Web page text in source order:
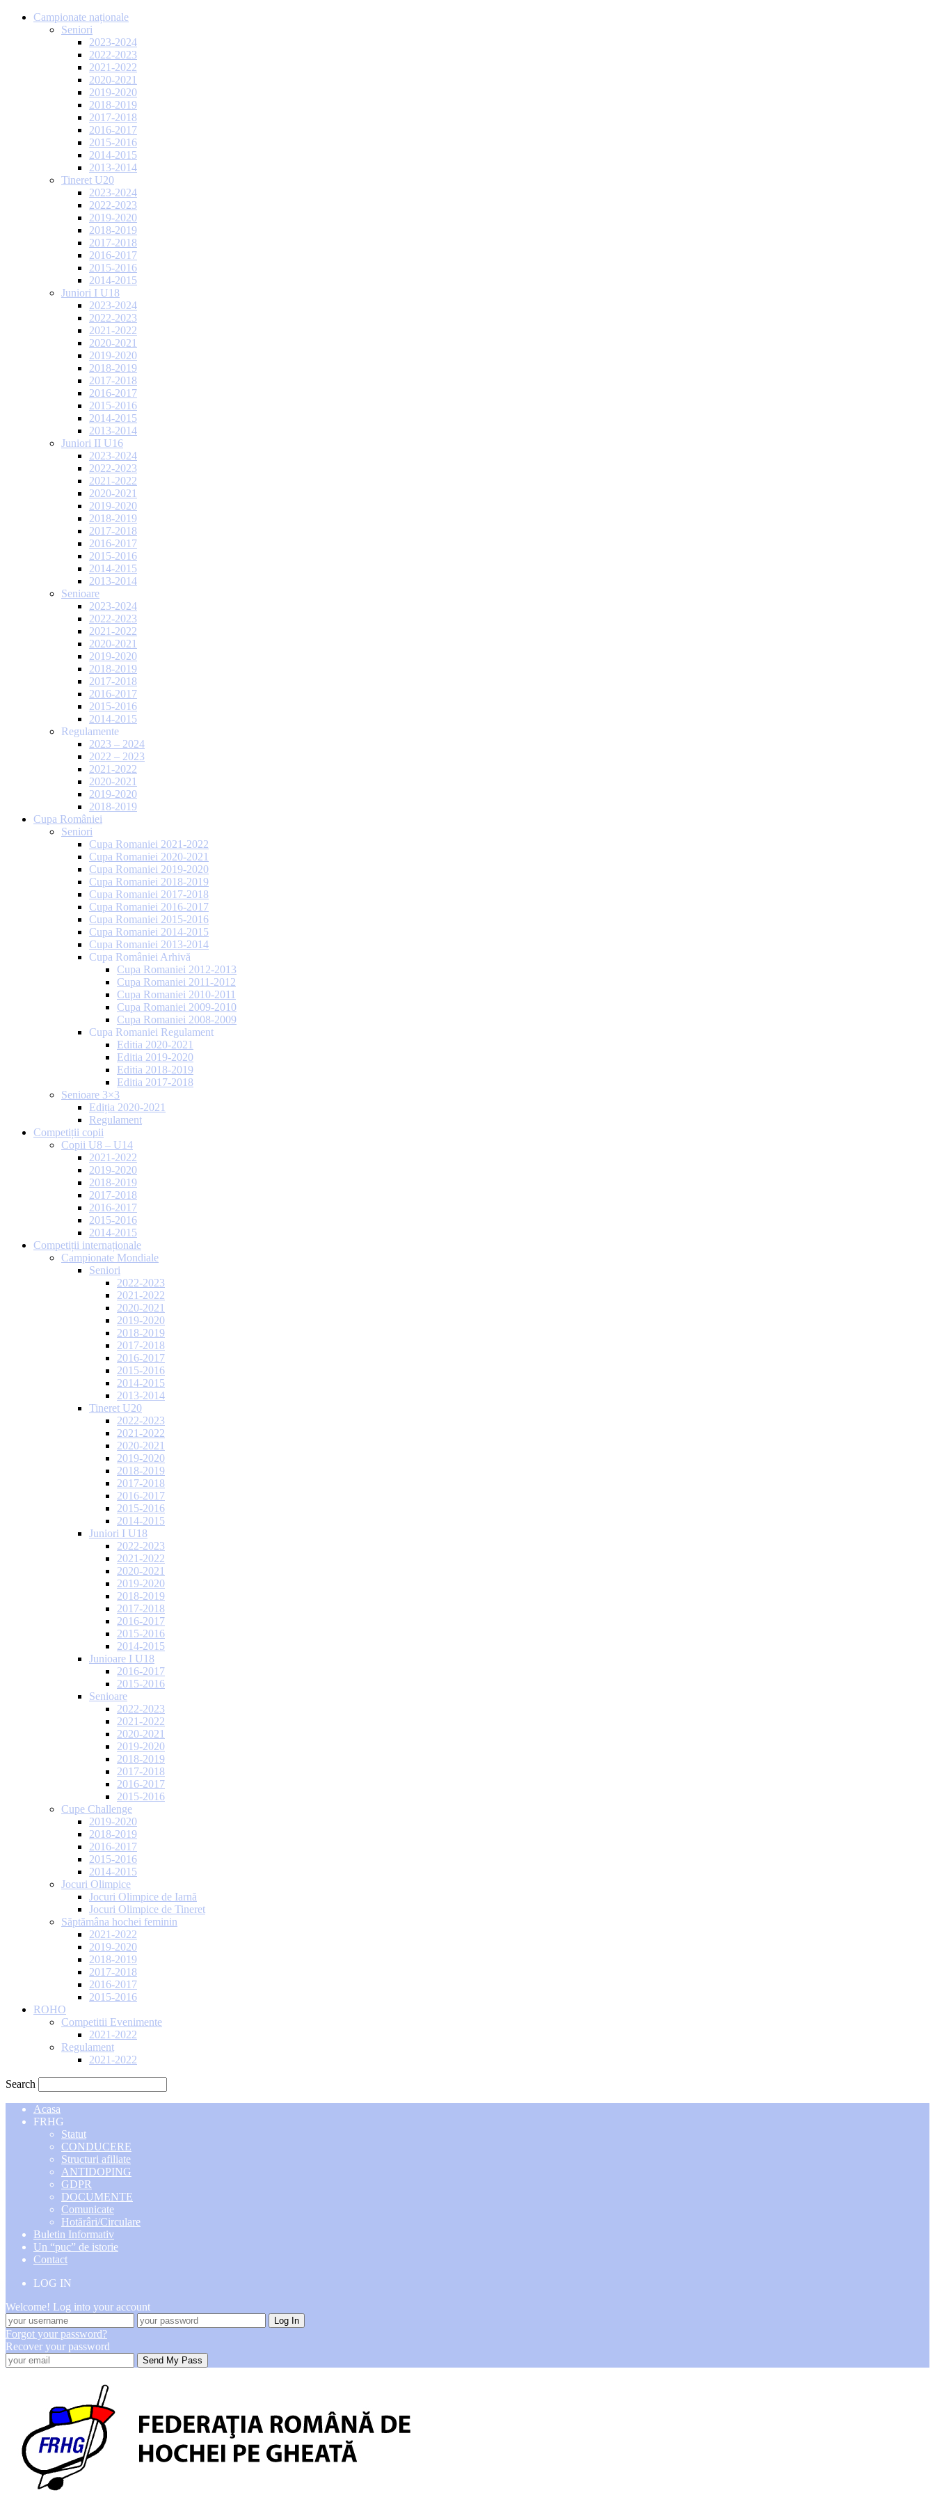
Campionate naționale
Seniori
2023-2024
2022-2023
2021-2022
2020-2021
2019-2020
2018-2019
2017-2018
2016-2017
2015-2016
2014-2015
2013-2014
Tineret U20
2023-2024
2022-2023
2019-2020
2018-2019
2017-2018
2016-2017
2015-2016
2014-2015
Juniori I U18
2023-2024
2022-2023
2021-2022
2020-2021
2019-2020
2018-2019
2017-2018
2016-2017
2015-2016
2014-2015
2013-2014
Juniori II U16
2023-2024
2022-2023
2021-2022
2020-2021
2019-2020
2018-2019
2017-2018
2016-2017
2015-2016
2014-2015
2013-2014
Senioare
2023-2024
2022-2023
2021-2022
2020-2021
2019-2020
2018-2019
2017-2018
2016-2017
2015-2016
2014-2015
Regulamente
2023 – 2024
2022 – 2023
2021-2022
2020-2021
2019-2020
2018-2019
Cupa României
Seniori
Cupa Romaniei 2021-2022
Cupa Romaniei 2020-2021
Cupa Romaniei 2019-2020
Cupa Romaniei 2018-2019
Cupa Romaniei 2017-2018
Cupa Romaniei 2016-2017
Cupa Romaniei 2015-2016
Cupa Romaniei 2014-2015
Cupa Romaniei 2013-2014
Cupa României Arhivă
Cupa Romaniei 2012-2013
Cupa Romaniei 2011-2012
Cupa Romaniei 2010-2011
Cupa Romaniei 2009-2010
Cupa Romaniei 2008-2009
Cupa Romaniei Regulament
Editia 2020-2021
Editia 2019-2020
Editia 2018-2019
Editia 2017-2018
Senioare 3×3
Ediția 2020-2021
Regulament
Competiții copii
Copii U8 – U14
2021-2022
2019-2020
2018-2019
2017-2018
2016-2017
2015-2016
2014-2015
Competiții internaționale
Campionate Mondiale
Seniori
2022-2023
2021-2022
2020-2021
2019-2020
2018-2019
2017-2018
2016-2017
2015-2016
2014-2015
2013-2014
Tineret U20
2022-2023
2021-2022
2020-2021
2019-2020
2018-2019
2017-2018
2016-2017
2015-2016
2014-2015
Juniori I U18
2022-2023
2021-2022
2020-2021
2019-2020
2018-2019
2017-2018
2016-2017
2015-2016
2014-2015
Junioare I U18
2016-2017
2015-2016
Senioare
2022-2023
2021-2022
2020-2021
2019-2020
2018-2019
2017-2018
2016-2017
2015-2016
Cupe Challenge
2019-2020
2018-2019
2016-2017
2015-2016
2014-2015
Jocuri Olimpice
Jocuri Olimpice de Iarnă
Jocuri Olimpice de Tineret
Săptămâna hochei feminin
2021-2022
2019-2020
2018-2019
2017-2018
2016-2017
2015-2016
ROHO
Competitii Evenimente
2021-2022
Regulament
2021-2022
Search
Acasa
FRHG
Statut
CONDUCERE
Structuri afiliate
ANTIDOPING
GDPR
DOCUMENTE
Comunicate
Hotărâri/Circulare
Buletin Informativ
Un “puc” de istorie
Contact
LOG IN
Welcome! Log into your account
Forgot your password?
Recover your password